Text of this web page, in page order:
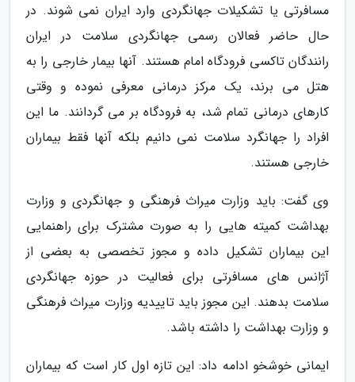
مسافرتی یا تشکیلات جهانگردی وارد ایران نمی شوند. در
حال حاضر فعالان رسمی جهانگردی سلامت در ایران
رانندگان تاکسی فرودگاه امام هستند. آنها بیمار خارجی را به
هتل می برند، یک مرکز درمانی معرفی نموده و وقتی
کارهای درمانی تمام شد، به فرودگاه بر می گردانند. ما این
افراد را جهانگرد سلامت نمی دانیم بلکه آنها فقط بیماران
خارجی هستند.
وی گفت: باید وزارت میراث فرهنگی و جهانگردی و وزارت
بهداشت کمیته هایی را به صورت مشترک برای راهنمایی
این بیماران تشکیل داده و مجوز تخصصی به بعضی از
آژانس های مسافرتی برای فعالیت در حوزه جهانگردی
سلامت بدهند. این مجوز باید تاییدیه وزارت میراث فرهنگی
و وزارت بهداشت را داشته باشد.
ایمانی خوشخو ادامه داد: این تازه اول کار است که بیماران